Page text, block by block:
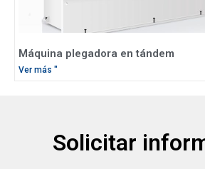
Máquina plegadora en tándem
Ver más "
Solicitar